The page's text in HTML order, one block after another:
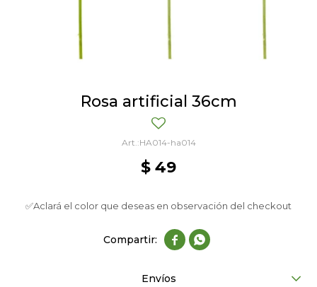
Rosa artificial 36cm
HA014-ha014
$ 49
✅Aclará el color que deseas en observación del checkout
 
Envíos